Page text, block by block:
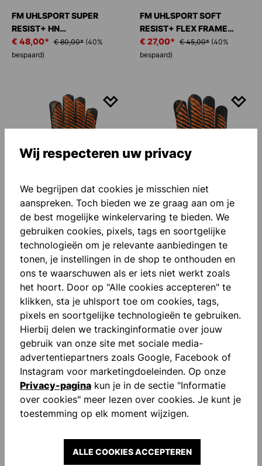
FM UHLSPORT SUPER
RESIST+ HN
KEEPERSHANDSCHOENEN
€ 48,00* € 80,00* (40%
bespaard)
FM UHLSPORT SOFT
RESIST+ FLEX FRAME
KEEPERSHANDSCHOENEN
€ 27,00* € 45,00* (40%
bespaard)
-40 %
FM UHLSPORT SOFT
RESIST+
KEEPERSHANDSCHOENEN
€ 24,00* € 40,00* (40%
bespaard)
-40 %
FM UHLSPORT STARTER
RESIST+
KEEPERSHANDSCHOENEN
€ 10,80* € 18,00* (40%
bespaard)
-40 %
UHLSPORT SUPER RESIST+
KEEPERSHANDSCHOENEN
€ 80,00* (40%
-40 %
UHLSPORT SOFT RESIST+
€ 24,00* € 40,00*
Wij respecteren uw privacy
We begrijpen dat cookies je misschien niet
aanspreken. Toch bieden we ze graag aan om je
de best mogelijke winkelervaring te bieden. We
gebruiken cookies, pixels, tags en soortgelijke
technologieën om je relevante aanbiedingen te
tonen, je instellingen in de shop te onthouden en
ons te waarschuwen als er iets niet werkt zoals
het hoort. Door op "Alle cookies accepteren" te
klikken, sta je uhlsport toe om cookies, tags,
pixels en soortgelijke technologieën te gebruiken.
Hierbij delen we trackinginformatie over jouw
gebruik van onze site met sociale media-
advertentiepartners zoals Google, Facebook of
Instagram voor marketingdoeleinden. Op onze
Privacy-pagina kun je in de sectie "Informatie
over cookies" meer lezen over cookies. Je kunt je
toestemming op elk moment wijzigen.
ALLE COOKIES ACCEPTEREN